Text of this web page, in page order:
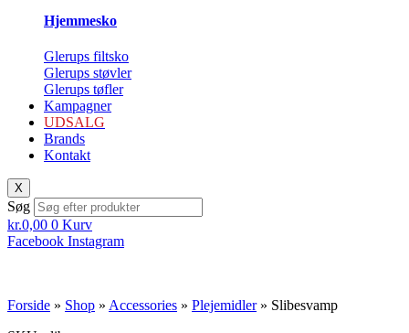
Hjemmesko
Glerups filtsko
Glerups støvler
Glerups tøfler
Kampagner
UDSALG
Brands
Kontakt
X
Søg
kr.0,00 0 Kurv
Facebook Instagram
Forside » Shop » Accessories » Plejemidler» Slibesvamp